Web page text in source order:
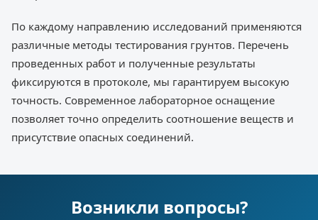
По каждому направлению исследований применяются
различные методы тестирования грунтов. Перечень
проведенных работ и полученные результаты
фиксируются в протоколе, мы гарантируем высокую
точность. Современное лабораторное оснащение
позволяет точно определить соотношение веществ и
присутствие опасных соединений.
Возникли вопросы?